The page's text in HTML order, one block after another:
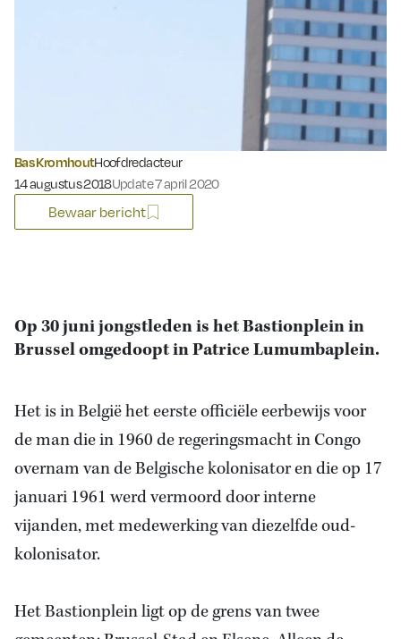
Bas KromhoutHoofdredacteur
Gepubliceerd op:
14 augustus 2018Update 7 april 2020
Bewaar bericht
Op 30 juni jongstleden is het Bastionplein in
Brussel omgedoopt in Patrice Lumumbaplein.
Het is in België het eerste officiële eerbewijs voor
de man die in 1960 de regeringsmacht in Congo
overnam van de Belgische kolonisator en die op 17
januari 1961 werd vermoord door interne
vijanden, met medewerking van diezelfde oud-
kolonisator.
Het Bastionplein ligt op de grens van twee